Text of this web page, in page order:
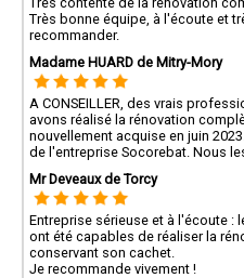
Très bonne équipe, à l'écoute et
recommander.
Madame HUARD de Mitry-Mory
A CONSEILLER, des vrais
avons réalisé la rénovation
nouvellement acquise en juin
de l'entreprise Socorebat. Nous
Mr Deveaux de Torcy
Entreprise sérieuse et à l'écoute :
ont été capables de réaliser la
conservant son cachet.
Je recommande vivement !